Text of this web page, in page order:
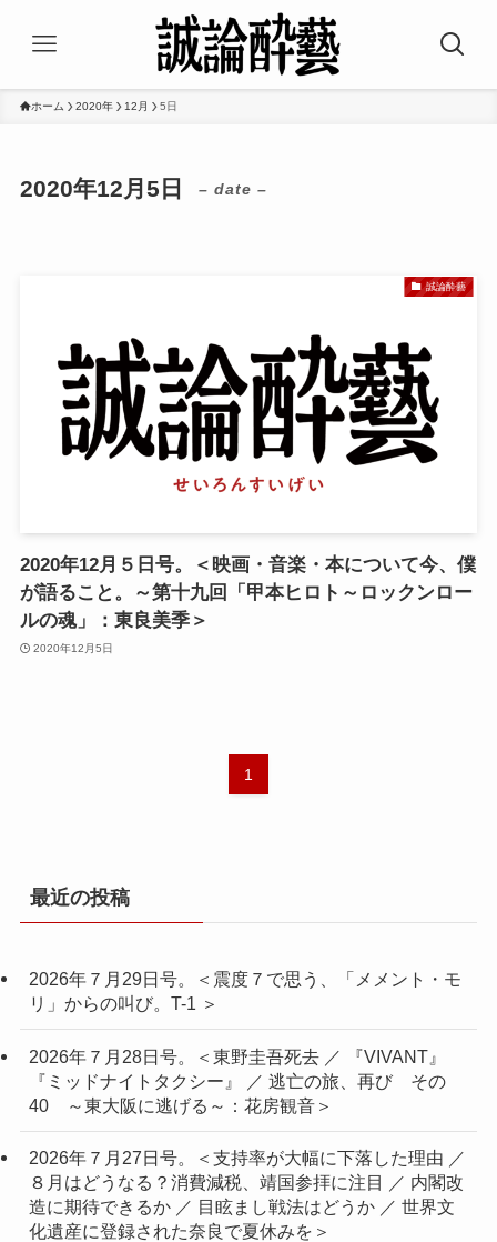
ホーム 2020年 12月 5日
2020年12月5日 – date –
誠論酔藝
2020年12月５日号。＜映画・音楽・本について今、僕
が語ること。～第十九回「甲本ヒロト～ロックンロー
ルの魂」：東良美季＞
2020年12月5日
1
最近の投稿
2026年７月29日号。＜震度７で思う、「メメント・モ
リ」からの叫び。T-1 ＞
2026年７月28日号。＜東野圭吾死去 ／ 『VIVANT』
『ミッドナイトタクシー』 ／ 逃亡の旅、再び その
40 ～東大阪に逃げる～：花房観音＞
2026年７月27日号。＜支持率が大幅に下落した理由 ／
８月はどうなる？消費減税、靖国参拝に注目 ／ 内閣改
造に期待できるか ／ 目眩まし戦法はどうか ／ 世界文
化遺産に登録された奈良で夏休みを＞